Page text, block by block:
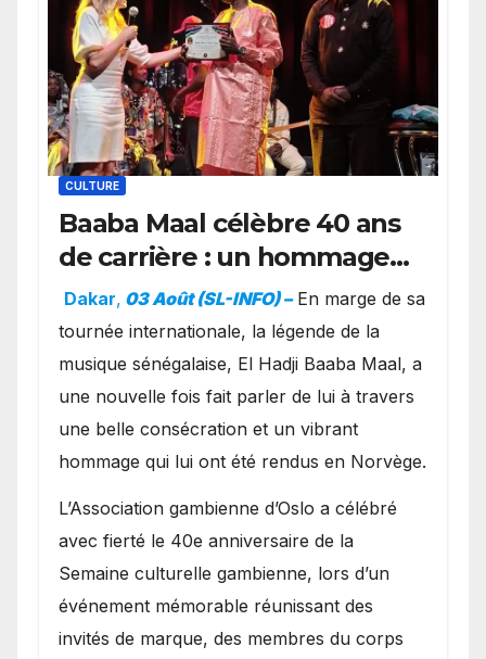
CULTURE
Baaba Maal célèbre 40 ans
de carrière : un hommage
exceptionnel à Oslo en
présence de la famille
royale.
Dakar, 03 Août (SL-INFO) – ​En marge de sa
tournée internationale, la légende de la
musique sénégalaise, El Hadji Baaba Maal, a
une nouvelle fois fait parler de lui à travers
une belle consécration et un vibrant
hommage qui lui ont été rendus en Norvège.
​L’Association gambienne d’Oslo a célébré
avec fierté le 40e anniversaire de la
Semaine culturelle gambienne, lors d’un
événement mémorable réunissant des
invités de marque, des membres du corps